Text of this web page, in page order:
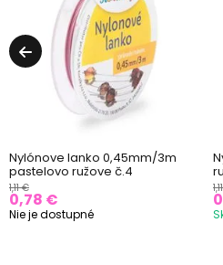
Nylónove lanko 0,45mm/3m
pastelovo ružove č.4
1,11 €
0,78 €
Nie je dostupné